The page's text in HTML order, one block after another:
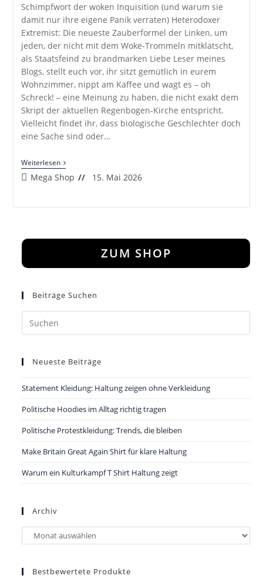
Schimpfwort der woken Inquisition (und warum sie
damit nur ihre eigene Panik verraten) Heterodoxer
Extremist: Die neueste Zauberformel der Linken, um
jeden, der nicht mit dem Woke-Trommeln mitklatscht,
als Staatsfeind zu brandmarken Liebe Leser meines
Blogs, stellt euch vor, ihr sitzt gemütlich in eurem
Wohnzimmer, nippt am Kaffee und wagt es – oh
Schreck! – eine Meinung zu haben, die nicht exakt dem
Skript der aktuellen Regenbogen-Kirche entspricht.
Vielleicht findet ihr, dass biologische Geschlechter doch
eine Sache sind oder…
WeiterlesenHeterodoxer
Extremist“
–
Beitrags-
Mega Shop
Beitrag
15. Mai 2026
ZUM SHOP
Beiträge Suchen
Neueste Beiträge
Statement Kleidung: Haltung zeigen ohne Verkleidung
Politische Hoodies im Alltag richtig tragen
Politische Protestkleidung: Trends, die bleiben
Make Britain Great Again Shirt für klare Haltung
Warum ein Kulturkampf T Shirt Haltung zeigt
Archiv
Archiv
Bestbewertete Produkte